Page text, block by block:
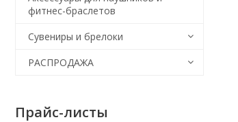
фитнес-браслетов
Сувениры и брелоки
РАСПРОДАЖА
Прайс-листы